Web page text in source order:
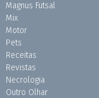
Magnus Futsal
Mix
Motor
Pets
Receitas
Revistas
Necrologia
Outro Olhar